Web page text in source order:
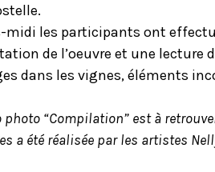
midi les participants ont
de l’oeuvre et une lecture
dans les vignes, éléments
photo “Compilation” est à
a été réalisée par les artistes